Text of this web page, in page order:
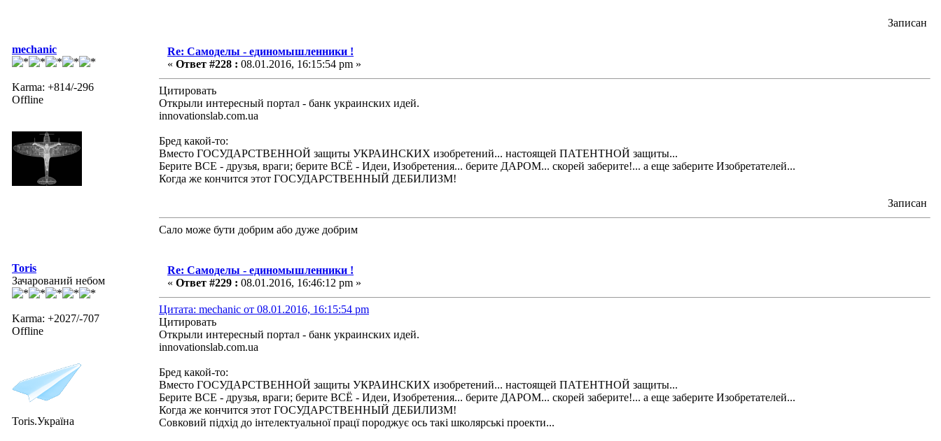
Записан
mechanic
Karma: +814/-296
Offline
Re: Самоделы - единомышленники !
« Ответ #228 : 08.01.2016, 16:15:54 pm »
Цитировать
Открыли интересный портал - банк украинских идей.
innovationslab.com.ua
Бред какой-то:
Вместо ГОСУДАРСТВЕННОЙ защиты УКРАИНСКИХ изобретений... настоящей ПАТЕНТНОЙ защиты...
Берите ВСЕ - друзья, враги; берите ВСЁ - Идеи, Изобретения... берите ДАРОМ... скорей заберите!... а еще заберите Изобретателей...
Когда же кончится этот ГОСУДАРСТВЕННЫЙ ДЕБИЛИЗМ!
Записан
Сало може бути добрим або дуже добрим
Toris
Зачарований небом
Karma: +2027/-707
Offline
Toris.Україна
Re: Самоделы - единомышленники !
« Ответ #229 : 08.01.2016, 16:46:12 pm »
Цитата: mechanic от 08.01.2016, 16:15:54 pm
Цитировать
Открыли интересный портал - банк украинских идей.
innovationslab.com.ua
Бред какой-то:
Вместо ГОСУДАРСТВЕННОЙ защиты УКРАИНСКИХ изобретений... настоящей ПАТЕНТНОЙ защиты...
Берите ВСЕ - друзья, враги; берите ВСЁ - Идеи, Изобретения... берите ДАРОМ... скорей заберите!... а еще заберите Изобретателей...
Когда же кончится этот ГОСУДАРСТВЕННЫЙ ДЕБИЛИЗМ!
Совковий підхід до інтелектуальної працї породжує ось такі школярські проекти...